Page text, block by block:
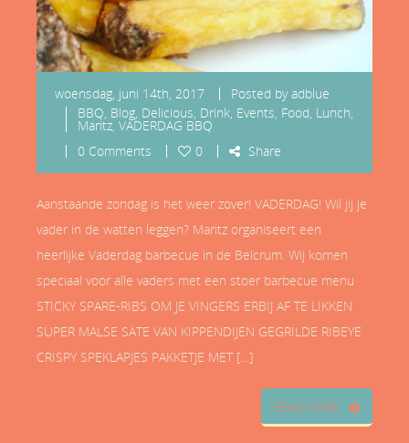
woensdag, juni 14th, 2017 Posted byadblue
BBQ, Blog, Delicious, Drink, Events, Food, Lunch,
Maritz, VADERDAG BBQ
0 Comments
0 Share
Aanstaande zondag is het weer zover! VADERDAG! Wil jij je
vader in de watten leggen? Maritz organiseert een
heerlijke Vaderdag barbecue in de Belcrum. Wij komen
speciaal voor alle vaders met een stoer barbecue menu
STICKY SPARE-RIBS OM JE VINGERS ERBIJ AF TE LIKKEN
SUPER MALSE SATE VAN KIPPENDIJEN GEGRILDE RIBEYE
CRISPY SPEKLAPJES PAKKETJE MET […]
READ MORE